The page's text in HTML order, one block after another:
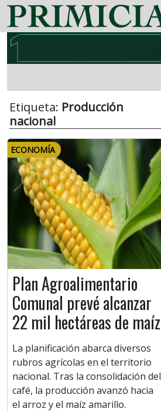
Etiqueta: Producción
nacional
ECONOMÍA
Plan Agroalimentario
Comunal prevé alcanzar
22 mil hectáreas de maíz
La planificación abarca diversos
rubros agrícolas en el territorio
nacional. Tras la consolidación del
café, la producción avanzó hacia
el arroz y el maíz amarillo.